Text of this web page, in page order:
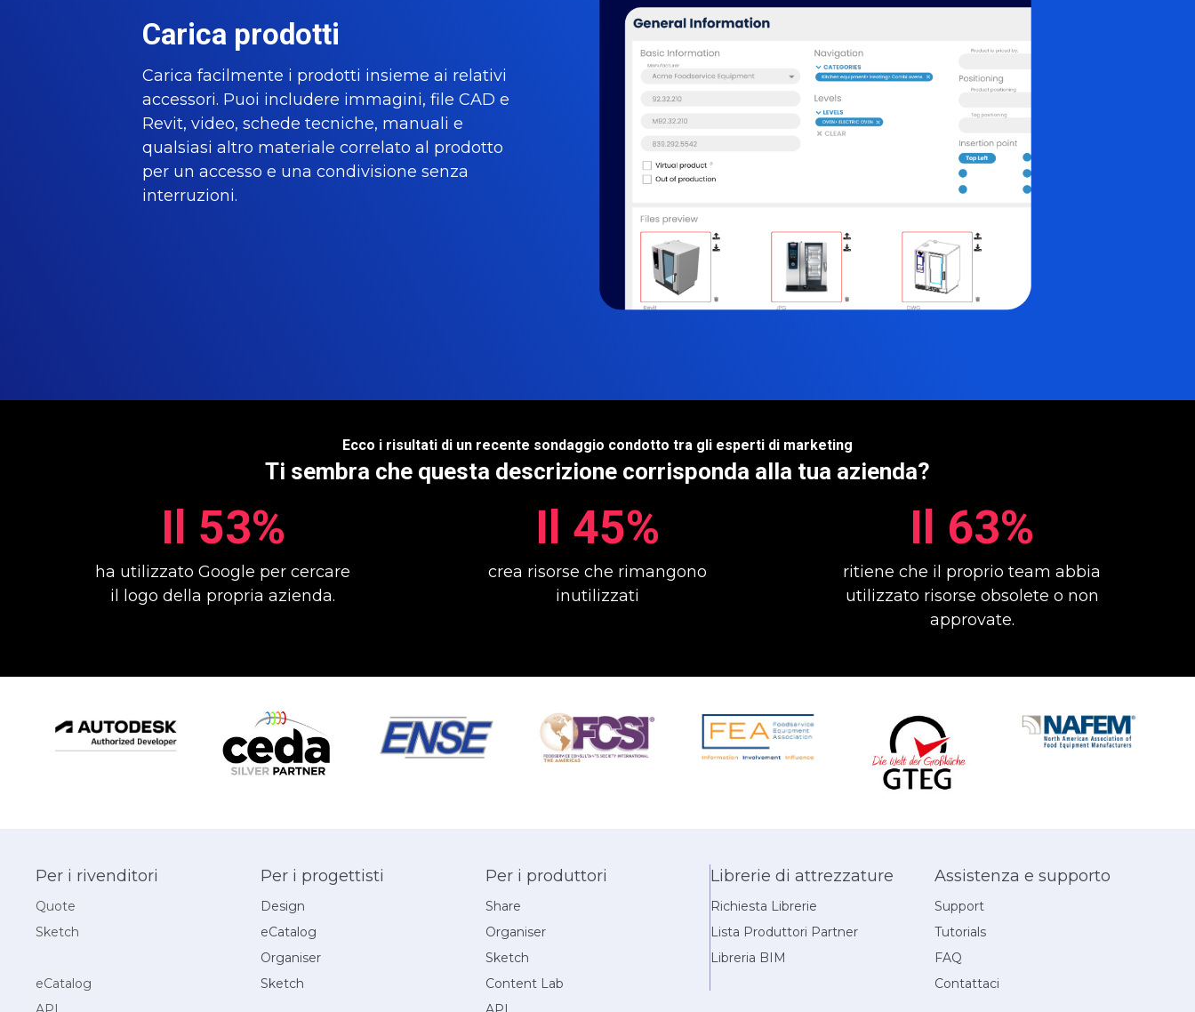
Carica prodotti
Carica facilmente i prodotti insieme ai relativi
accessori. Puoi includere immagini, file CAD e
Revit, video, schede tecniche, manuali e
qualsiasi altro materiale correlato al prodotto
per un accesso e una condivisione senza
interruzioni.
Ecco i risultati di un recente sondaggio condotto tra gli esperti di marketing
Ti sembra che questa descrizione corrisponda alla tua azienda?
Il 53%
ha utilizzato Google per cercare
il logo della propria azienda.
Il 45%
crea risorse che rimangono
inutilizzati
Il 63%
ritiene che il proprio team abbia
utilizzato risorse obsolete o non
approvate.
Per i rivenditori
Quote
Sketch
eCatalog
Per i progettisti
Design
eCatalog
Organiser
Sketch
Per i produttori
Share
Organiser
Sketch
Content Lab
Librerie di attrezzature
Richiesta Librerie
Lista Produttori Partner
Libreria BIM
Assistenza e supporto
Support
Tutorials
FAQ
Contattaci